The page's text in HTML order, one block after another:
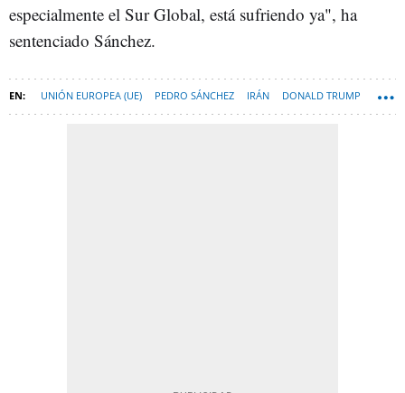
especialmente el Sur Global, está sufriendo ya", ha
sentenciado Sánchez.
UNIÓN EUROPEA (UE) PEDRO SÁNCHEZ IRÁN DONALD TRUMP